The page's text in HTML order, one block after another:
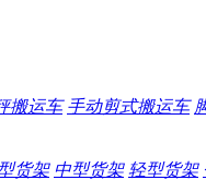
搬运车 手动剪式搬运车
货架 中型货架 轻型货架